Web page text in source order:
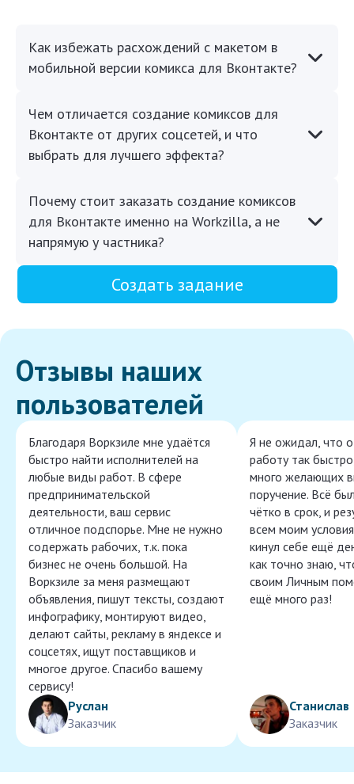
Как избежать расхождений с макетом в
мобильной версии комикса для Вконтакте?
Чем отличается создание комиксов для
Вконтакте от других соцсетей, и что
выбрать для лучшего эффекта?
Почему стоит заказать создание комиксов
для Вконтакте именно на Workzilla, а не
напрямую у частника?
Создать задание
Отзывы наших
пользователей
Благодаря Воркзиле мне удаётся
быстро найти исполнителей на
любые виды работ. В сфере
предпринимательской
деятельности, ваш сервис
отличное подспорье. Мне не нужно
содержать рабочих, т.к. пока
бизнес не очень большой. На
Воркзиле за меня размещают
объявления, пишут тексты, создают
инфографику, монтируют видео,
делают сайты, рекламу в яндексе и
соцсетях, ищут поставщиков и
многое другое. Спасибо вашему
сервису!
Руслан
Заказчик
Я не ожидал, что
работу так
много желающих
поручение. Всё
чётко в срок, и
всем моим
кинул себе ещё
как точно знаю,
своим Личным
ещё много раз!
Станислав
Заказчик